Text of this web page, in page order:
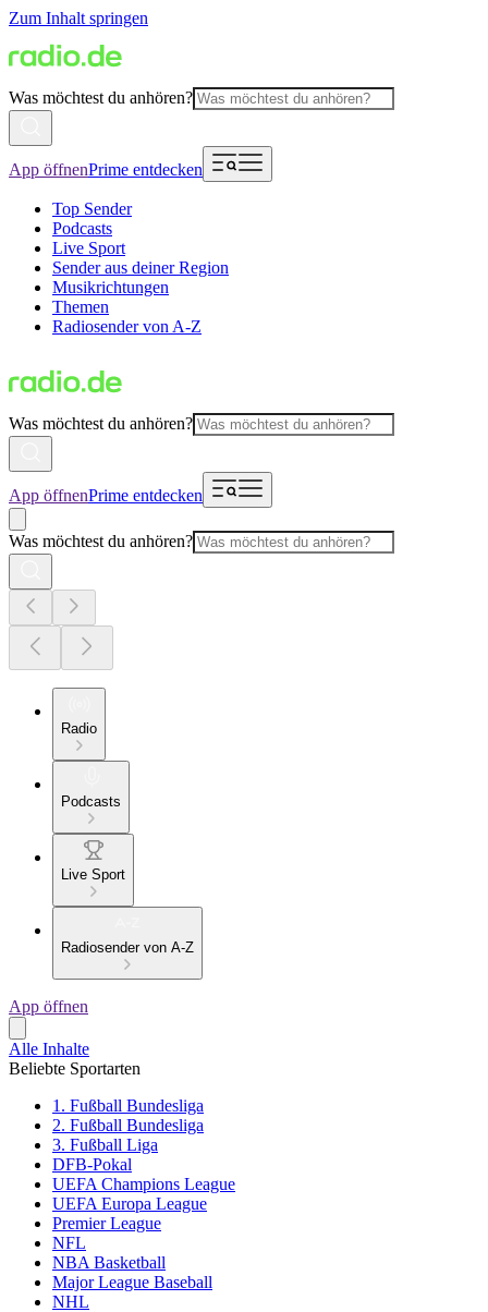
Zum Inhalt springen
Was möchtest du anhören?
App öffnenPrime entdecken
Top Sender
Podcasts
Live Sport
Sender aus deiner Region
Musikrichtungen
Themen
Radiosender von A-Z
Was möchtest du anhören?
App öffnenPrime entdecken
Was möchtest du anhören?
Radio
Podcasts
Live Sport
Radiosender von A-Z
App öffnen
Alle Inhalte
Beliebte Sportarten
1. Fußball Bundesliga
2. Fußball Bundesliga
3. Fußball Liga
DFB-Pokal
UEFA Champions League
UEFA Europa League
Premier League
NFL
NBA Basketball
Major League Baseball
NHL